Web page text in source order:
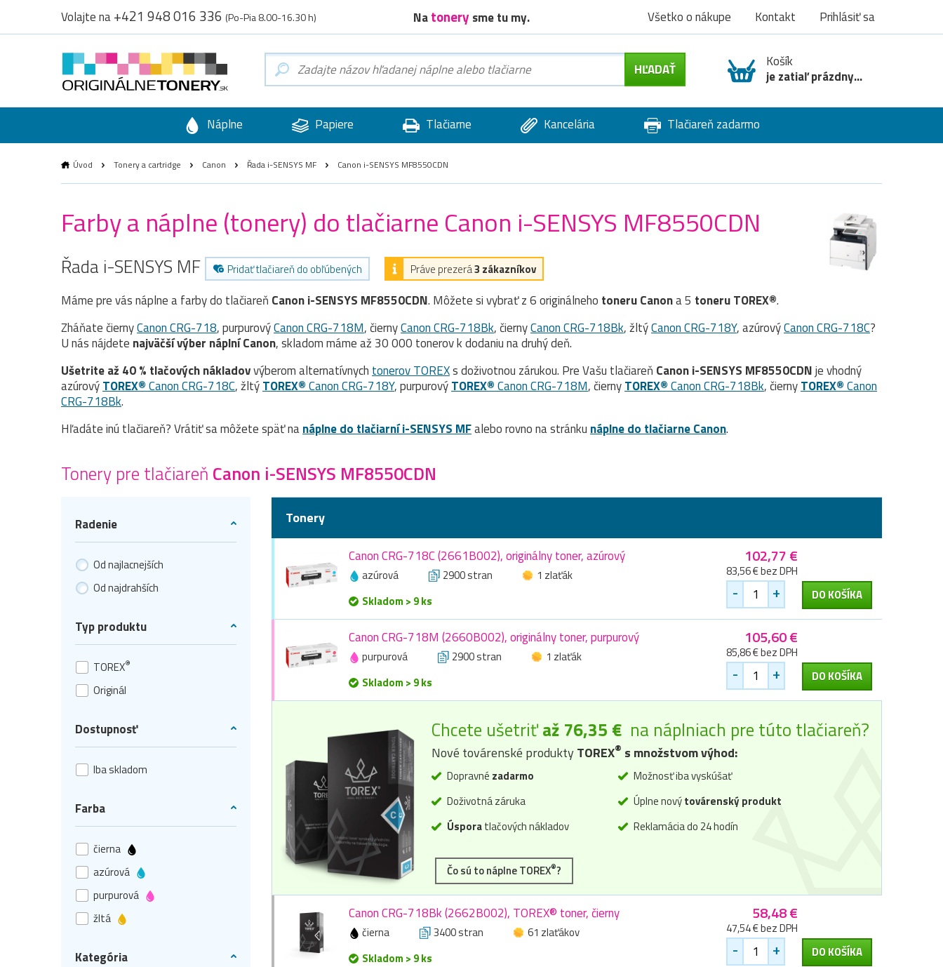
Volajte na+421 948 016 336 (Po-Pia 8.00-16.30 h) Natonery sme tu my. Všetko o nákupe Kontakt Prihlásiť sa
Košík
je zatiaľ prázdny...
Náplne Papiere Tlačiarne Kancelária Tlačiareň zadarmo
Úvod Tonery a cartridge Canon Řada i-SENSYS MF Canon i-SENSYS MF8550CDN
Farby a náplne (tonery) do tlačiarne Canon i-SENSYS MF8550CDN
Řada i-SENSYS MF Pridať tlačiareň do obľúbených Práve prezerá3 zákazníkov
Máme pre vás náplne a farby do tlačiareň Canon i-SENSYS MF8550CDN. Môžete si vybrať z 6 originálneho toneruCanona 5 toneru TOREX®.
Zháňate čiernyCanon CRG-718, purpurovýCanon CRG-718M, čiernyCanon CRG-718Bk, čiernyCanon CRG-718Bk, žltýCanon CRG-718Y, azúrovýCanon CRG-718C?
U nás nájdete najväčší výber náplní Canon, skladom máme až 30 000 tonerov k dodaniu na druhý deň.
Ušetrite až 40 % tlačových nákladovvýberom alternatívnych tonerov TOREXs doživotnou zárukou. Pre Vašu tlačiareň Canon i-SENSYS MF8550CDNje vhodný
azúrovýTOREX®Canon CRG-718C, žltýTOREX®Canon CRG-718Y, purpurovýTOREX®Canon CRG-718M, čiernyTOREX®Canon CRG-718Bk, čiernyTOREX®Canon
CRG-718Bk.
Hľadáte inú tlačiareň? Vrátiť sa môžete späť nanáplne do tlačiarní i-SENSYS MFalebo rovno na stránku náplne do tlačiarne Canon.
Tonery pre tlačiareň Canon i-SENSYS MF8550CDN
Radenie
Od najlacnejších
Od najdrahších
Typ produktu
TOREX®
Originál
Dostupnosť
Iba skladom
Farba
čierna
azúrová
purpurová
žltá
Kategória
Tonery
Canon CRG-718C (2661B002), originálny toner, azúrový
azúrová 2900 stran
1 zlaťák
Skladom > 9 ks
102,77 €
83,56 € bez DPH
- + DO KOŠÍKA
Canon CRG-718M (2660B002), originálny toner, purpurový
purpurová 2900 stran
1 zlaťák
Skladom > 9 ks
105,60 €
85,86 € bez DPH
- + DO KOŠÍKA
Chcete ušetriťaž 76,35 € na náplniach pre túto tlačiareň?
Nové továrenské produktyTOREX® s množstvom výhod:
Dopravné zadarmo
Doživotná záruka
Úsporatlačových nákladov
Možnosť iba vyskúšať
Úplne novýtovárenský produkt
Reklamácia do 24 hodín
Čo sú to náplne TOREX®?
Canon CRG-718Bk (2662B002), TOREX® toner, čierny
čierna 3400 stran
61 zlaťákov
Skladom > 9 ks
58,48 €
47,54 € bez DPH
- + DO KOŠÍKA